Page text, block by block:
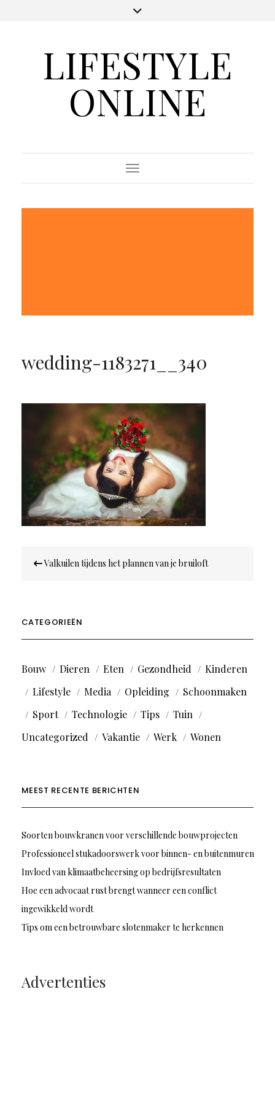
LIFESTYLE
ONLINE
Toggle Navigation
wedding-1183271__340
navigatie
Valkuilen tijdens het plannen van je bruiloft
CATEGORIEËN
Bouw Dieren Eten Gezondheid
Kinderen
Lifestyle
Media Opleiding
Schoonmaken
Sport
Technologie Tips
Tuin
Uncategorized
Vakantie Werk Wonen
MEEST RECENTE BERICHTEN
Soorten bouwkranen voor verschillende bouwprojecten
Professioneel stukadoorswerk voor binnen- en buitenmuren
Invloed van klimaatbeheersing op bedrijfsresultaten
Hoe een advocaat rust brengt wanneer een conflict
ingewikkeld wordt
Tips om een betrouwbare slotenmaker te herkennen
Advertenties